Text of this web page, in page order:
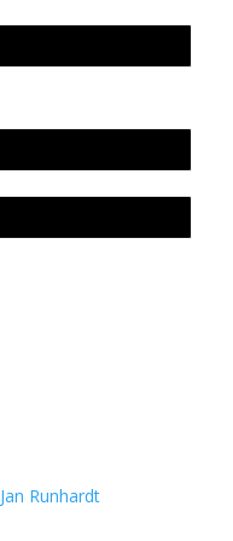
Jan Runhardt